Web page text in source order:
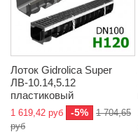
Лоток Gidrolica Super
ЛВ-10.14,5.12
пластиковый
1 619,42 руб -5%
1 704,65
руб